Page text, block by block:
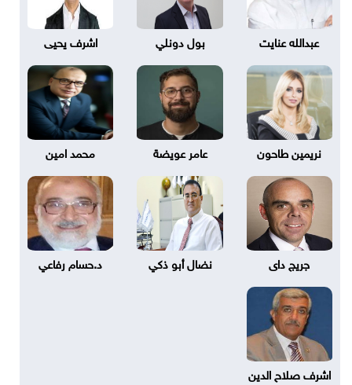
عبدالله عنايت بول دونلي اشرف يحيى
نريمين طاحون عامر عويضة محمد امين
جريج داى نضال أبو ذكي د.حسام رفاعي
اشرف صلاح الدين